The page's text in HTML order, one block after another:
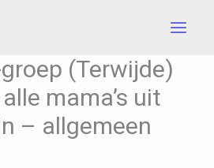
(Terwijde)
mama’s uit
– allgemeen